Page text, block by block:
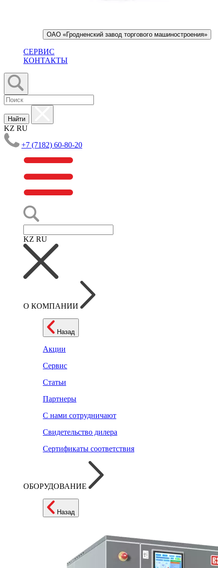
ОАО «Гродненский завод торгового машиностроения»
СЕРВИС
КОНТАКТЫ
Найти
KZ RU
+7 (7182) 60-80-20
KZ RU
О КОМПАНИИ
Назад
Акции
Сервис
Статьи
Партнеры
С нами сотрудничают
Свидетельство дилера
Сертификаты соответствия
ОБОРУДОВАНИЕ
Назад